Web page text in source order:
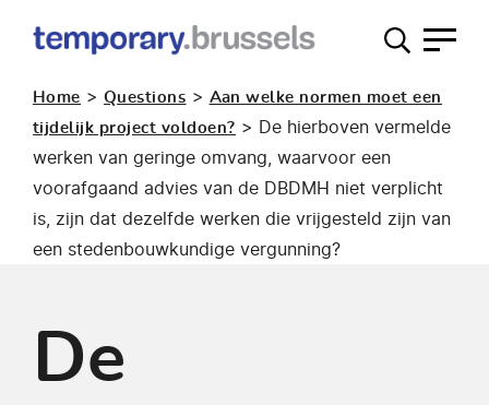
tijdelijk
Home > Questions > Aan welke normen moet een
tijdelijk project voldoen? > De hierboven vermelde
werken van geringe omvang, waarvoor een
voorafgaand advies van de DBDMH niet verplicht
is, zijn dat dezelfde werken die vrijgesteld zijn van
een stedenbouwkundige vergunning?
De